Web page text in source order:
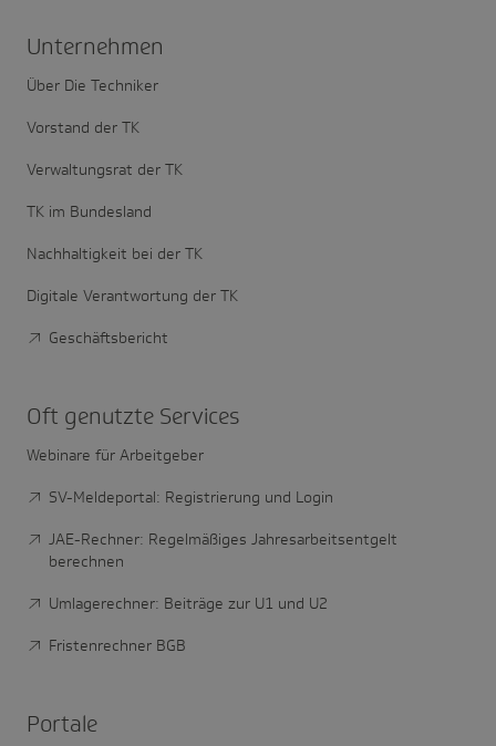
Unter­nehmen
Über Die Techniker
Vorstand der TK
Verwaltungsrat der TK
TK im Bundesland
Nachhaltigkeit bei der TK
Digitale Verantwortung der TK
Geschäftsbericht
Oft genutzte Services
Webinare für Arbeitgeber
SV-Meldeportal: Registrierung und Login
JAE-Rechner: Regelmäßiges Jahresarbeitsentgelt
berechnen
Umlagerechner: Beiträge zur U1 und U2
Fristenrechner BGB
Portale